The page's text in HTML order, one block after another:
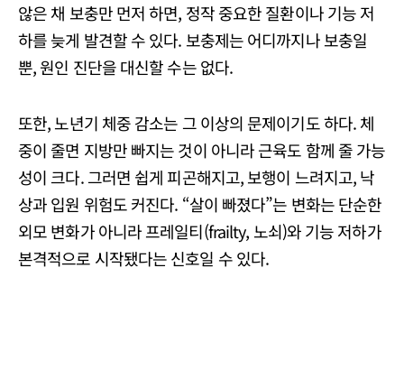
않은 채 보충만 먼저 하면, 정작 중요한 질환이나 기능 저
하를 늦게 발견할 수 있다. 보충제는 어디까지나 보충일
뿐, 원인 진단을 대신할 수는 없다.
또한, 노년기 체중 감소는 그 이상의 문제이기도 하다. 체
중이 줄면 지방만 빠지는 것이 아니라 근육도 함께 줄 가능
성이 크다. 그러면 쉽게 피곤해지고, 보행이 느려지고, 낙
상과 입원 위험도 커진다. “살이 빠졌다”는 변화는 단순한
외모 변화가 아니라 프레일티(frailty, 노쇠)와 기능 저하가
본격적으로 시작됐다는 신호일 수 있다.